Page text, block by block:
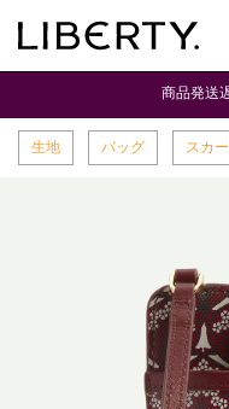
商品発送
生地 バッグ スカ